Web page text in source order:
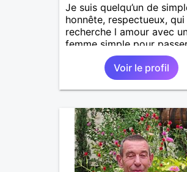
Je suis quelqu’un de
honnête, respectueux, qui
recherche l amour avec
femme simple pour
moments agréables
voyager, visiter d’autres
sans prise de tête.
Voir le profil